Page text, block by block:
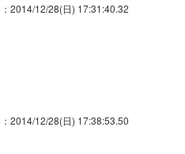
：2014/12/28(日) 17:31:40.32
：2014/12/28(日) 17:38:53.50